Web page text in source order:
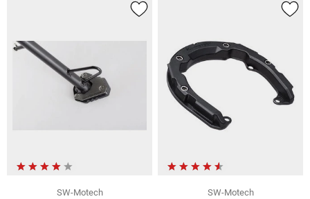
SW-Motech
SW-Motech